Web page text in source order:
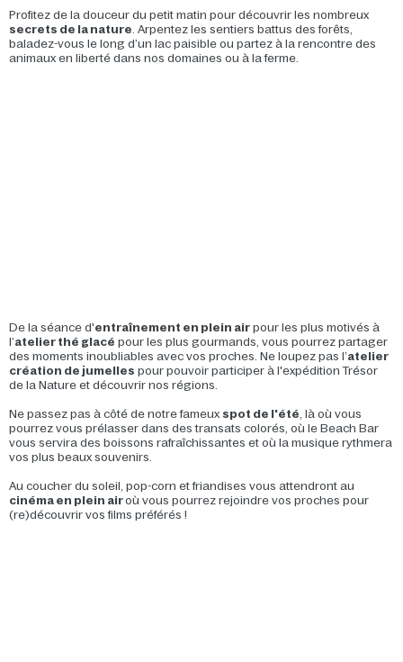
Profitez de la douceur du petit matin pour découvrir les nombreux
secrets de la nature. Arpentez les sentiers battus des forêts,
baladez-vous le long d’un lac paisible ou partez à la rencontre des
animaux en liberté dans nos domaines ou à la ferme.
De la séance d'entraînement en plein air pour les plus motivés à
l’atelier thé glacé pour les plus gourmands, vous pourrez partager
des moments inoubliables avec vos proches. Ne loupez pas l’atelier
création de jumelles pour pouvoir participer à l'expédition Trésor
de la Nature et découvrir nos régions.
Ne passez pas à côté de notre fameux spot de l'été, là où vous
pourrez vous prélasser dans des transats colorés, où le Beach Bar
vous servira des boissons rafraîchissantes et où la musique rythmera
vos plus beaux souvenirs.
Au coucher du soleil, pop-corn et friandises vous attendront au
cinéma en plein airoù vous pourrez rejoindre vos proches pour
(re)découvrir vos films préférés !